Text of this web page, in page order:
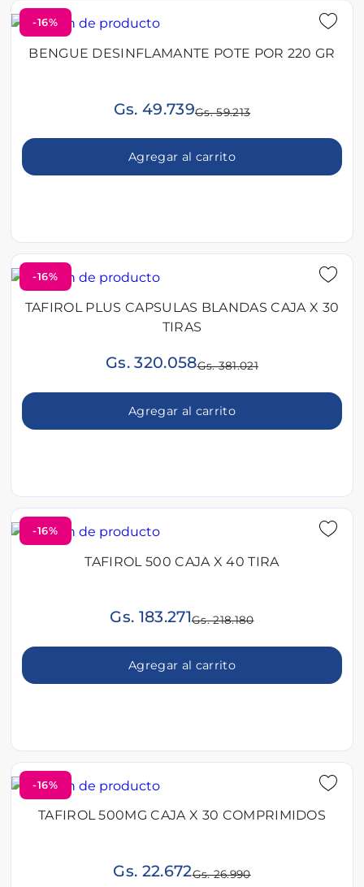
-16%
BENGUE DESINFLAMANTE POTE POR 220 GR
Gs. 49.739Gs. 59.213
Agregar al carrito
-16%
TAFIROL PLUS CAPSULAS BLANDAS CAJA X 30
TIRAS
Gs. 320.058Gs. 381.021
Agregar al carrito
-16%
TAFIROL 500 CAJA X 40 TIRA
Gs. 183.271Gs. 218.180
Agregar al carrito
-16%
TAFIROL 500MG CAJA X 30 COMPRIMIDOS
Gs. 22.672Gs. 26.990